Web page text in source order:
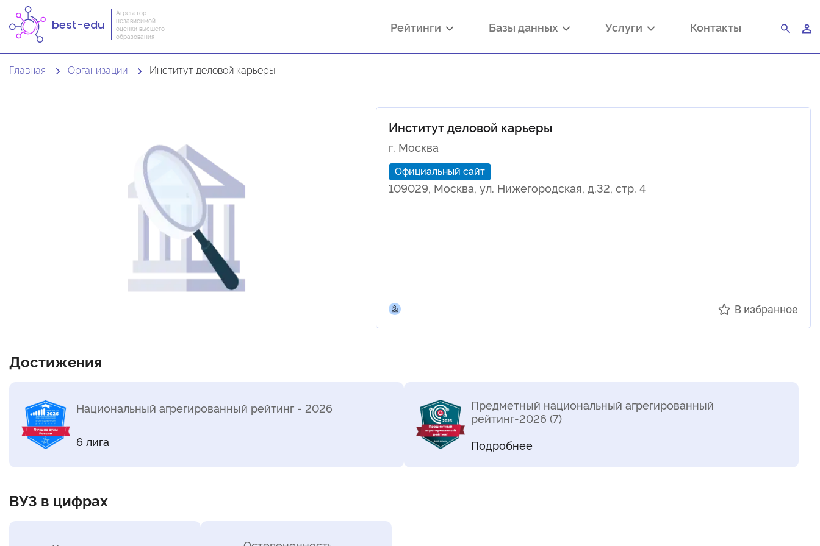
best-edu
Агрегатор
независимой
оценки высшего
образования
Рейтинги Базы данных Услуги Контакты
Главная Организации Институт деловой карьеры
Институт деловой карьеры
г. Москва
Официальный сайт
109029, Москва, ул. Нижегородская, д.32, стр. 4
В избранное
Достижения
Национальный агрегированный рейтинг - 2026
6 лига
Предметный национальный агрегированный
рейтинг-2026 (7)
Подробнее
ВУЗ в цифрах